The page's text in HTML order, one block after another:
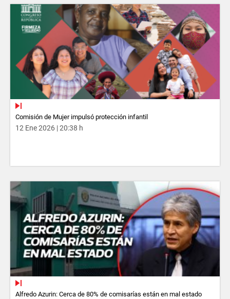
Comisión de Mujer impulsó protección infantil
12 Ene 2026 | 20:38 h
Alfredo Azurin: Cerca de 80% de comisarías están en mal estado